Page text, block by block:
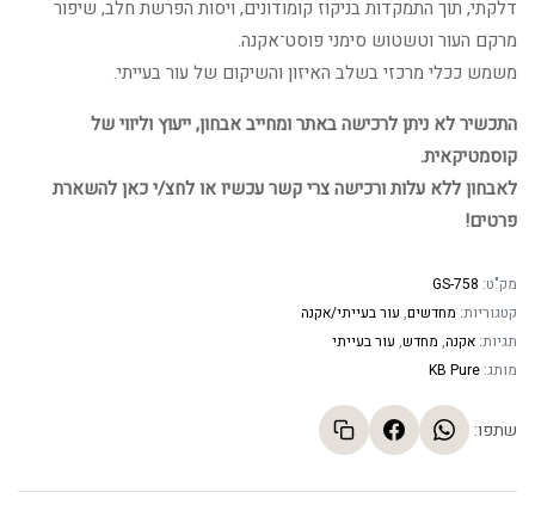
דלקתי, תוך התמקדות בניקוז קומודונים, ויסות הפרשת חלב, שיפור
מרקם העור וטשטוש סימני פוסט־אקנה.
משמש ככלי מרכזי בשלב האיזון והשיקום של עור בעייתי.
התכשיר לא ניתן לרכישה באתר ומחייב אבחון, ייעוץ וליווי של
קוסמטיקאית.
לאבחון ללא עלות ורכישה צרי קשר עכשיו או לחצ/י כאן להשארת
פרטים!
מק"ט: GS-758
קטגוריות: מחדשים, עור בעייתי/אקנה
תגיות: אקנה, מחדש, עור בעייתי
מותג: KB Pure
שתפו: